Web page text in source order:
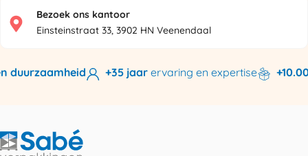
Bezoek ons kantoor
Einsteinstraat 33, 3902 HN Veenendaal
+35 jaarervaring en expertise